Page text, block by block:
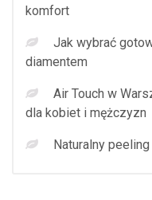
komfort
Jak wybrać
diamentem
Air Touch w
dla kobiet i mężczyzn
Naturalny